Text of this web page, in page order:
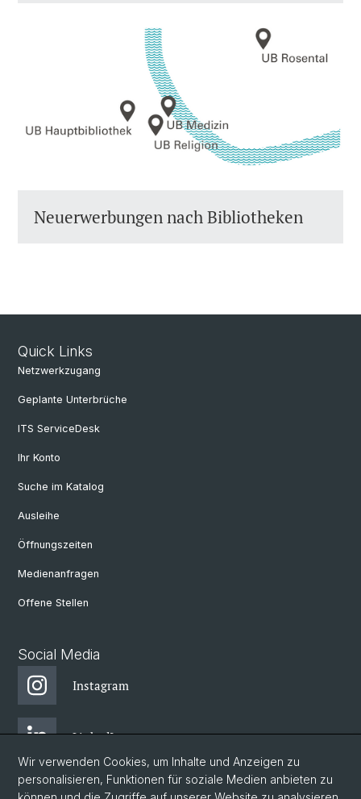
Neuerwerbungen nach Bibliotheken
Quick Links
Netzwerkzugang
Geplante Unterbrüche
ITS ServiceDesk
Ihr Konto
Suche im Katalog
Ausleihe
Öffnungszeiten
Medienanfragen
Offene Stellen
Social Media
Instagram
LinkedIn
Facebook
Wir verwenden Cookies, um Inhalte und Anzeigen zu
personalisieren, Funktionen für soziale Medien anbieten zu